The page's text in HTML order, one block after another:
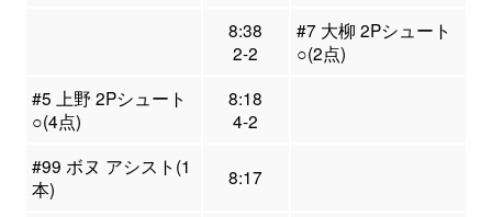
8:38
2-2
#7 大柳 2Pシュート
○(2点)
#5 上野 2Pシュート
○(4点)
8:18
4-2
#99 ボヌ アシスト(1
本)
8:17